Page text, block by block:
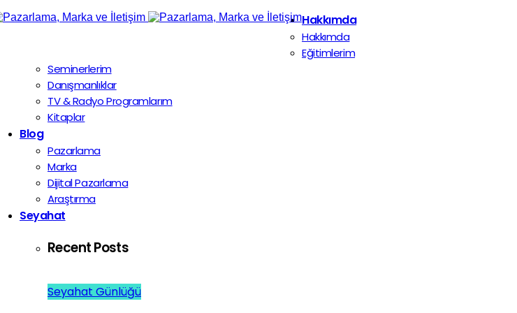
Hakkımda
Hakkımda
Eğitimlerim
Seminerlerim
Danışmanlıklar
TV & Radyo Programlarım
Kitaplar
Blog
Pazarlama
Marka
Dijital Pazarlama
Araştırma
Seyahat
Recent Posts
Seyahat Günlüğü